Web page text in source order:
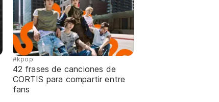
#kpop
42 frases de canciones de
CORTIS para compartir entre
fans